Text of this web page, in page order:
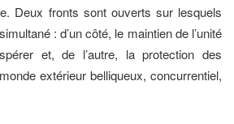
Deux fronts sont ouverts sur lesquels
: d’un côté, le maintien de l’unité
et, de l’autre, la protection des
extérieur belliqueux, concurrentiel,